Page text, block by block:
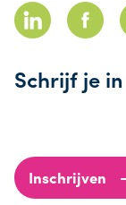
Schrijf je in
Inschrijven